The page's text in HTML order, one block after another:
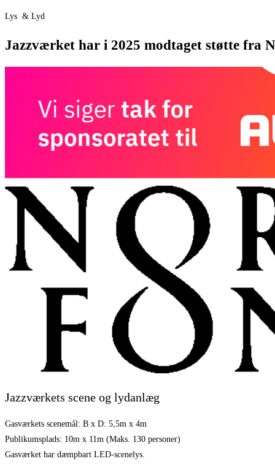
Lys & Lyd
Jazzværket har i 2025 modtaget støtte fra
Jazzværkets scene og lydanlæg​
Gasværkets scenemål: B x D: 5,5m x 4m
Publikumsplads: 10m x 11m (Maks. 130 personer)
Gasværket har dæmpbart LED-scenelys.